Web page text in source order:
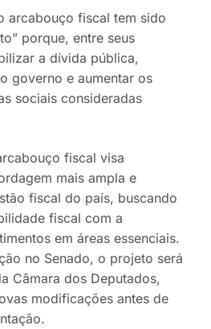
arcabouço fiscal tem sido
porque, entre seus
a dívida pública,
governo e aumentar os
sociais consideradas
fiscal visa
mais ampla e
fiscal do país, buscando
fiscal com a
em áreas essenciais.
no Senado, o projeto será
Câmara dos Deputados,
modificações antes de